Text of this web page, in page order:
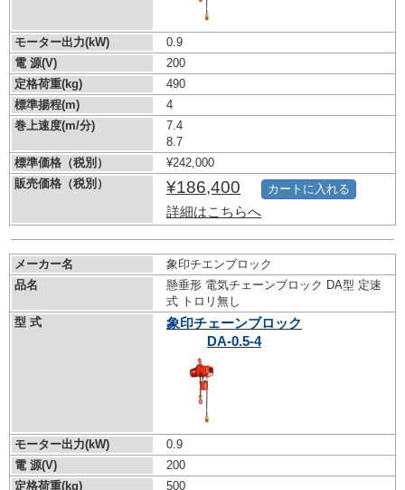
モーター出力(kW)
0.9
電 源(V)
200
定格荷重(kg)
490
標準揚程(m)
4
巻上速度(m/分)
7.4
8.7
標準価格（税別）
¥242,000
販売価格（税別）
¥186,400
詳細はこちらへ
カートに入れる
メーカー名
象印チエンブロック
品名
懸垂形 電気チェーンブロック DA型 定速
式 トロリ無し
型 式
象印チェーンブロック
DA-0.5-4
モーター出力(kW)
0.9
電 源(V)
200
定格荷重(kg)
500